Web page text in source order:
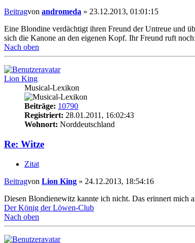
Beitragvon andromeda » 23.12.2013, 01:01:15
Eine Blondine verdächtigt ihren Freund der Untreue und
sich die Kanone an den eigenen Kopf. Ihr Freund ruft
Nach oben
Lion King
Musical-Lexikon
Beiträge: 10790
Registriert: 28.01.2011, 16:02:43
Wohnort: Norddeutschland
Re: Witze
Zitat
Beitragvon Lion King » 24.12.2013, 18:54:16
Diesen Blondienewitz kannte ich nicht. Das erinnert mich
Der König der Löwen-Club
Nach oben